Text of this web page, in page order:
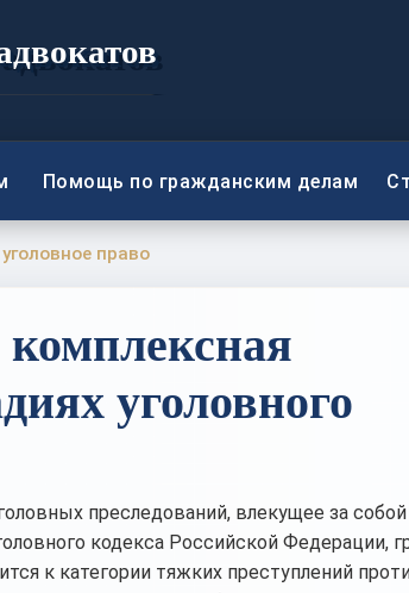
Помощь по гражданским делам
уголовное право
уголовного
преследований, влекущее за собой
кодекса Российской Федерации,
к категории тяжких преступлений